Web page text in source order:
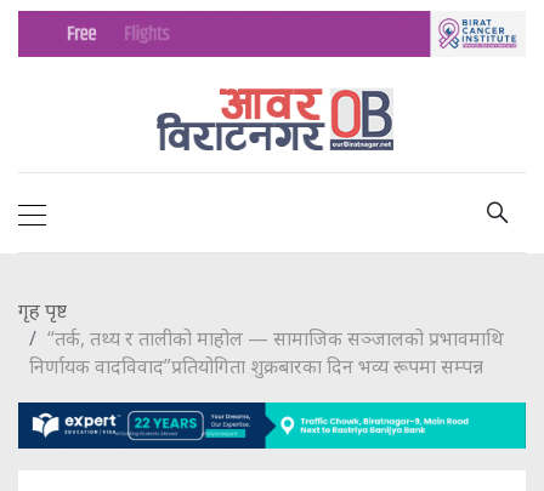
गृह पृष्ट
“तर्क, तथ्य र तालीको माहोल — सामाजिक सञ्जालको प्रभावमाथि
निर्णायक वादविवाद”प्रतियोगिता शुक्रबारका दिन भव्य रूपमा सम्पन्न